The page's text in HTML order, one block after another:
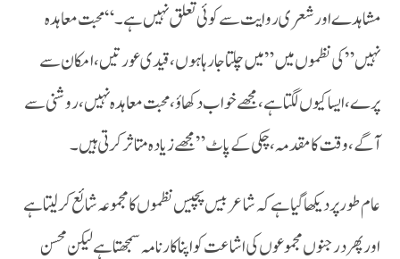
مشاہدے اور شعری روایت سے کوئی تعلق نہیں ہے۔ “محبت معاہدہ
نہیں” کی نظموں میں”میں چلتا جا رہا ہوں، قیدی عورتیں، امکان سے
پرے، ایسا کیوں لگتا ہے، مجھے خواب دکھاؤ، محبت معاہدہ نہیں، روشنی سے
آگے، وقت کا مقدمہ، چکی کے پاٹ” مجھے زیادہ متاثر کرتی ہیں۔
اور پھر درجنوں مجموعوں کی اشاعت کو اپنا کارنامہ سمجھتا ہے لیکن محسن